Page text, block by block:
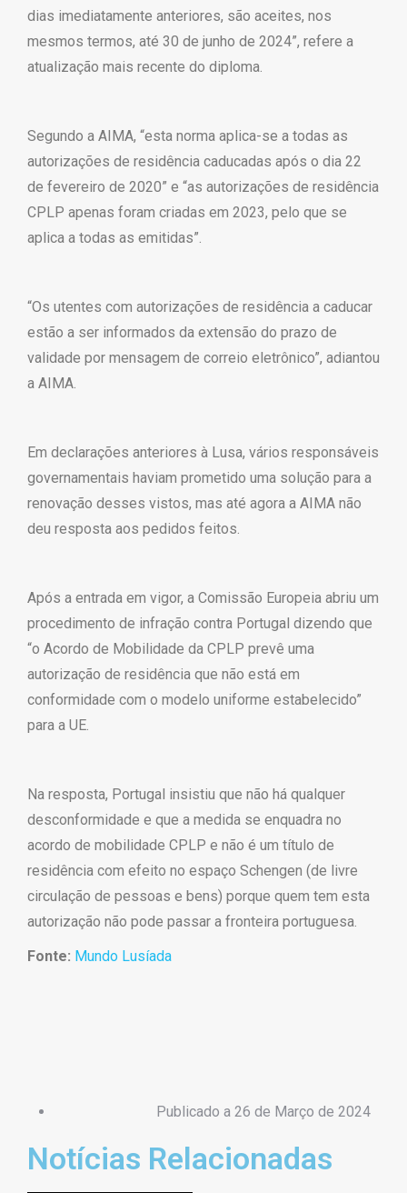
dias imediatamente anteriores, são aceites, nos
mesmos termos, até 30 de junho de 2024”, refere a
atualização mais recente do diploma.
Segundo a AIMA, “esta norma aplica-se a todas as
autorizações de residência caducadas após o dia 22
de fevereiro de 2020” e “as autorizações de residência
CPLP apenas foram criadas em 2023, pelo que se
aplica a todas as emitidas”.
“Os utentes com autorizações de residência a caducar
estão a ser informados da extensão do prazo de
validade por mensagem de correio eletrônico”, adiantou
a AIMA.
Em declarações anteriores à Lusa, vários responsáveis
governamentais haviam prometido uma solução para a
renovação desses vistos, mas até agora a AIMA não
deu resposta aos pedidos feitos.
Após a entrada em vigor, a Comissão Europeia abriu um
procedimento de infração contra Portugal dizendo que
“o Acordo de Mobilidade da CPLP prevê uma
autorização de residência que não está em
conformidade com o modelo uniforme estabelecido”
para a UE.
Na resposta, Portugal insistiu que não há qualquer
desconformidade e que a medida se enquadra no
acordo de mobilidade CPLP e não é um título de
residência com efeito no espaço Schengen (de livre
circulação de pessoas e bens) porque quem tem esta
autorização não pode passar a fronteira portuguesa.
Fonte: Mundo Lusíada
Publicado a 26 de Março de 2024
Notícias Relacionadas